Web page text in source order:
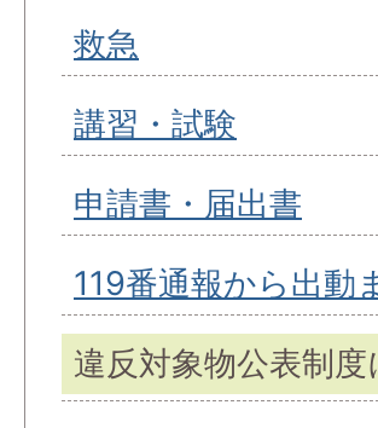
救急
講習・試験
申請書・届出書
119番通報から出動
違反対象物公表制度